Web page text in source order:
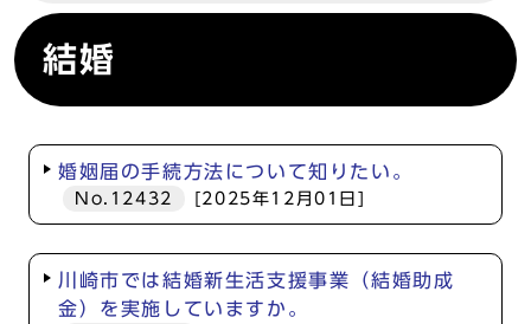
結婚
婚姻届の手続方法について知りたい。
No.12432 [2025年12月01日]
川崎市では結婚新生活支援事業（結婚助成
金）を実施していますか。